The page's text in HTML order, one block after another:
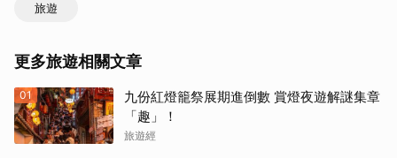
旅遊
更多旅遊相關文章
01
九份紅燈籠祭展期進倒數 賞燈夜遊解謎集章
「趣」！
旅遊經